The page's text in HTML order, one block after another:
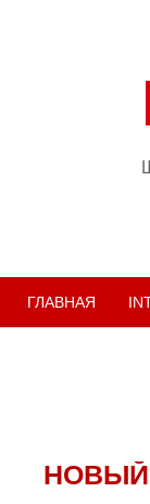
ГЛАВНАЯ
НОВЫЙ